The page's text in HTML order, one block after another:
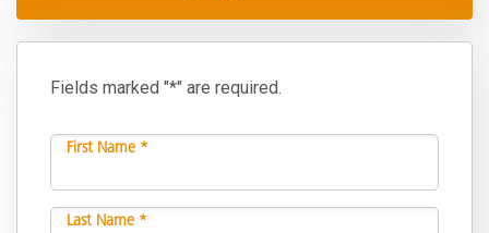
Fields marked "*" are required.
First Name *
Last Name *